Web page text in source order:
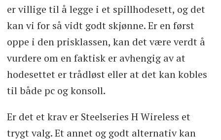
er villige til å legge i et spillhodesett, og det
kan vi for så vidt godt skjønne. Er en først
oppe i den prisklassen, kan det være verdt å
vurdere om en faktisk er avhengig av at
hodesettet er trådløst eller at det kan kobles
til både pc og konsoll.
Er det et krav er Steelseries H Wireless et
trygt valg. Et annet og godt alternativ kan